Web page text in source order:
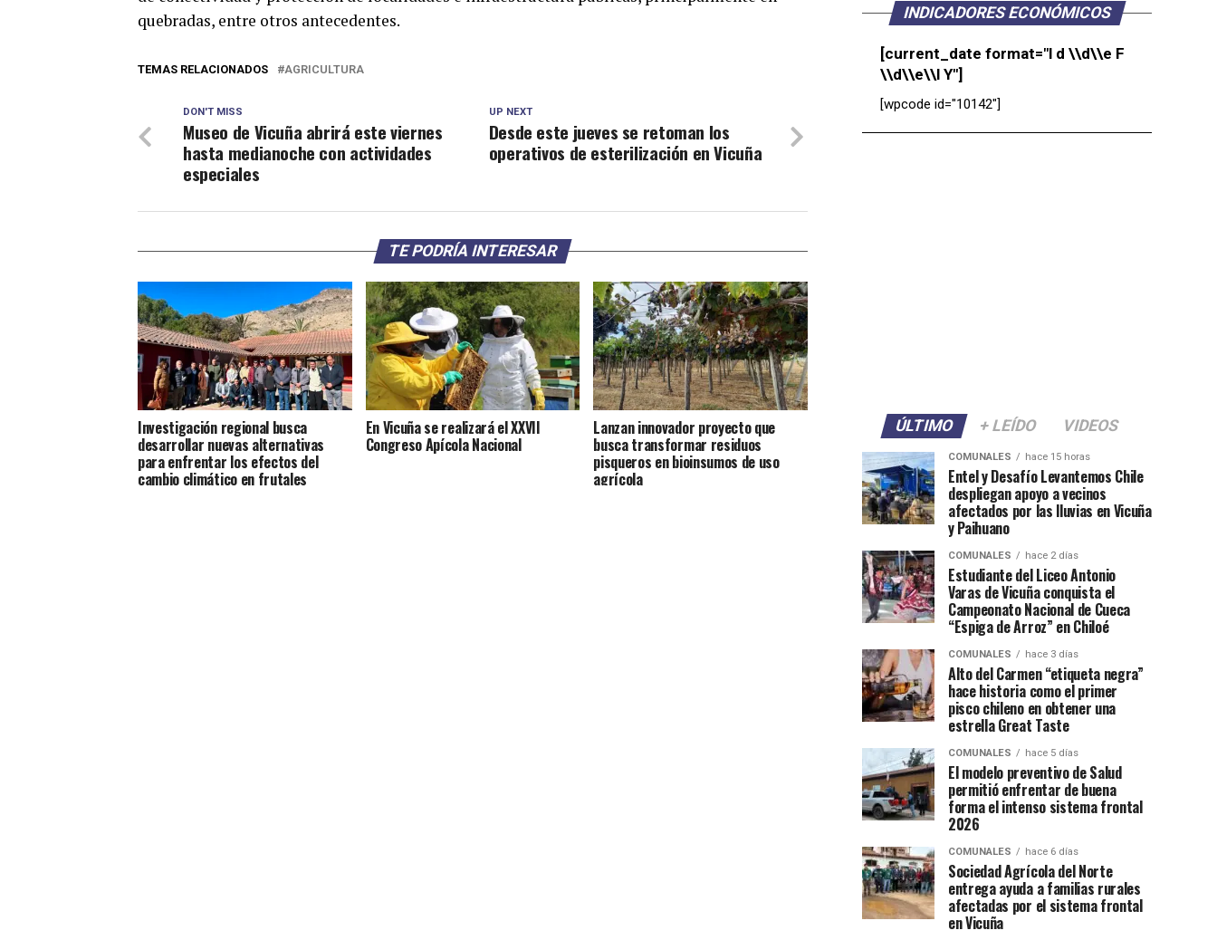
quebradas, entre otros antecedentes.
TEMAS RELACIONADOS AGRICULTURA
UP NEXT
Desde este jueves se retoman los
operativos de esterilización en Vicuña
DON'T MISS
Museo de Vicuña abrirá este viernes
hasta medianoche con actividades
especiales
TE PODRÍA INTERESAR
Investigación regional busca
desarrollar nuevas alternativas
para enfrentar los efectos del
cambio climático en frutales
En Vicuña se realizará el XXVII
Congreso Apícola Nacional
Lanzan innovador proyecto que
busca transformar residuos
pisqueros en bioinsumos de uso
agrícola
INDICADORES ECONÓMICOS
[current_date format="l d \\d\\e F
\\d\\e\\l Y"]
[wpcode id="10142"]
ÚLTIMO + LEÍDO VIDEOS
COMUNALES hace 15 horas
Entel y Desafío Levantemos Chile
despliegan apoyo a vecinos
afectados por las lluvias en Vicuña
y Paihuano
COMUNALES hace 2 días
Estudiante del Liceo Antonio
Varas de Vicuña conquista el
Campeonato Nacional de Cueca
“Espiga de Arroz” en Chiloé
COMUNALES hace 3 días
Alto del Carmen “etiqueta negra”
hace historia como el primer
pisco chileno en obtener una
estrella Great Taste
COMUNALES hace 5 días
El modelo preventivo de Salud
permitió enfrentar de buena
forma el intenso sistema frontal
2026
COMUNALES hace 6 días
Sociedad Agrícola del Norte
entrega ayuda a familias rurales
afectadas por el sistema frontal
en Vicuña